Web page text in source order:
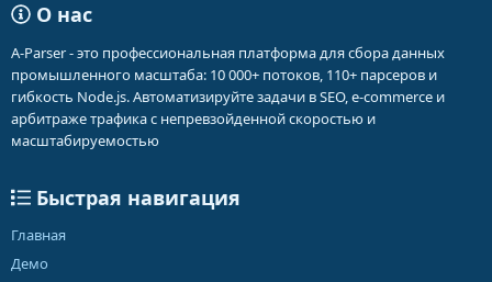
О нас
A-Parser - это профессиональная платформа для сбора данных
промышленного масштаба: 10 000+ потоков, 110+ парсеров и
гибкость Node.js. Автоматизируйте задачи в SEO, e-commerce и
арбитраже трафика с непревзойденной скоростью и
масштабируемостью
Быстрая навигация
Главная
Демо